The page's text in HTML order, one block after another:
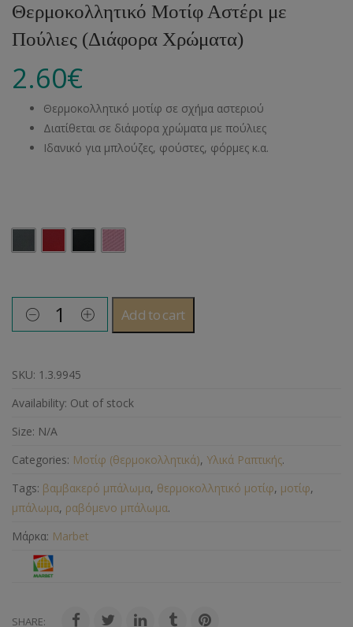
Θερμοκολλητικό Μοτίφ Αστέρι με
Πούλιες (Διάφορα Χρώματα)
2.60€
Θερμοκολλητικό μοτίφ σε σχήμα αστεριού
Διατίθεται σε διάφορα χρώματα με πούλιες
Ιδανικό για μπλούζες, φούστες, φόρμες κ.α.
Add to cart
SKU: 1.3.9945
Availability: Out of stock
Size: N/A
Categories: Μοτίφ (θερμοκολλητικά), Υλικά Ραπτικής.
Tags: βαμβακερό μπάλωμα, θερμοκολλητικό μοτίφ, μοτίφ,
μπάλωμα, ραβόμενο μπάλωμα.
Μάρκα: Marbet
SHARE: